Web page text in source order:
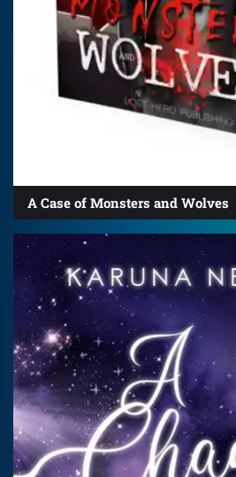
A Case of Monsters and Wolves